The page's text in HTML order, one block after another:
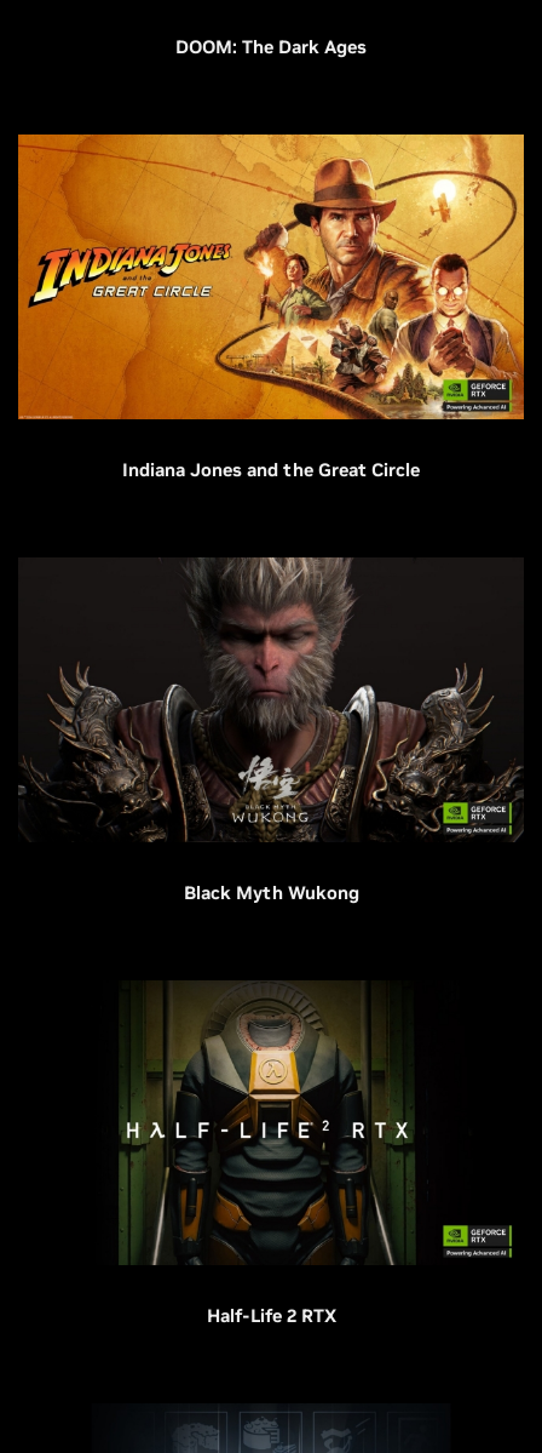
DOOM: The Dark Ages
Indiana Jones and the Great Circle
Black Myth Wukong
Half-Life 2 RTX